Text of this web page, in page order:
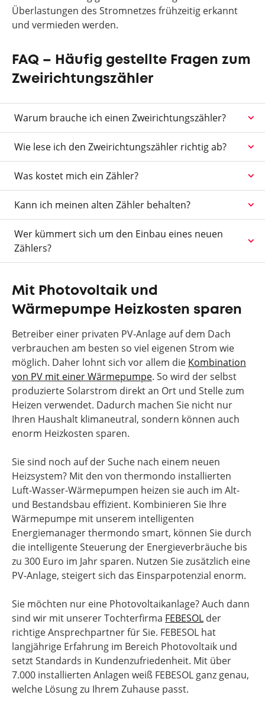
Überlastungen des Stromnetzes frühzeitig erkannt
und vermieden werden.
FAQ – Häufig gestellte Fragen zum
Zweirichtungszähler
Warum brauche ich einen Zweirichtungszähler?
Wie lese ich den Zweirichtungszähler richtig ab?
Was kostet mich ein Zähler?
Kann ich meinen alten Zähler behalten?
Wer kümmert sich um den Einbau eines neuen
Zählers?
Mit Photovoltaik und
Wärmepumpe Heizkosten sparen
Betreiber einer privaten PV-Anlage auf dem Dach
verbrauchen am besten so viel eigenen Strom wie
möglich. Daher lohnt sich vor allem die Kombination
von PV mit einer Wärmepumpe. So wird der selbst
produzierte Solarstrom direkt an Ort und Stelle zum
Heizen verwendet. Dadurch machen Sie nicht nur
Ihren Haushalt klimaneutral, sondern können auch
enorm Heizkosten sparen.
Sie sind noch auf der Suche nach einem neuen
Heizsystem? Mit den von thermondo installierten
Luft-Wasser-Wärmepumpen heizen sie auch im Alt-
und Bestandsbau effizient. Kombinieren Sie Ihre
Wärmepumpe mit unserem intelligenten
Energiemanager thermondo smart, können Sie durch
die intelligente Steuerung der Energieverbräuche bis
zu 300 Euro im Jahr sparen. Nutzen Sie zusätzlich eine
PV-Anlage, steigert sich das Einsparpotenzial enorm.
Sie möchten nur eine Photovoltaikanlage? Auch dann
sind wir mit unserer Tochterfirma FEBESOL der
richtige Ansprechpartner für Sie. FEBESOL hat
langjährige Erfahrung im Bereich Photovoltaik und
setzt Standards in Kundenzufriedenheit. Mit über
7.000 installierten Anlagen weiß FEBESOL ganz genau,
welche Lösung zu Ihrem Zuhause passt.